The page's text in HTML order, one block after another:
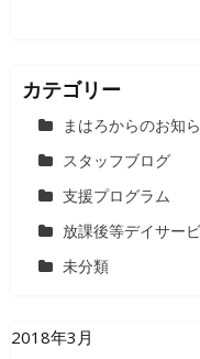
カテゴリー
まはろからのお知
スタッフブログ
支援プログラム
放課後等デイサー
未分類
2018年3月